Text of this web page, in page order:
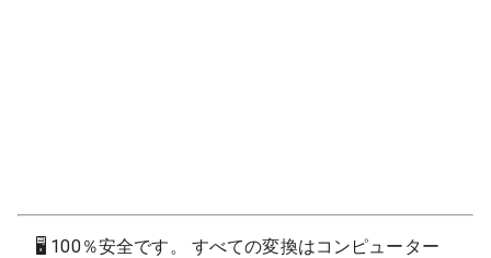
🖥 100％安全です。 すべての変換はコンピューター